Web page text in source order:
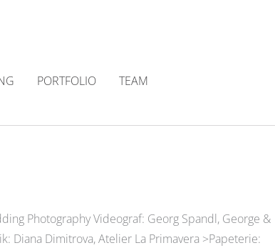
PORTFOLIO TEAM
Photography Videograf: Georg Spandl, George &
Diana Dimitrova, Atelier La Primavera >Papeterie: